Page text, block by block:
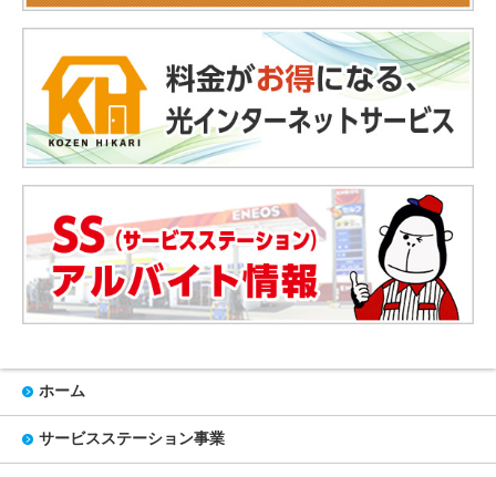
ホーム
サービスステーション事業